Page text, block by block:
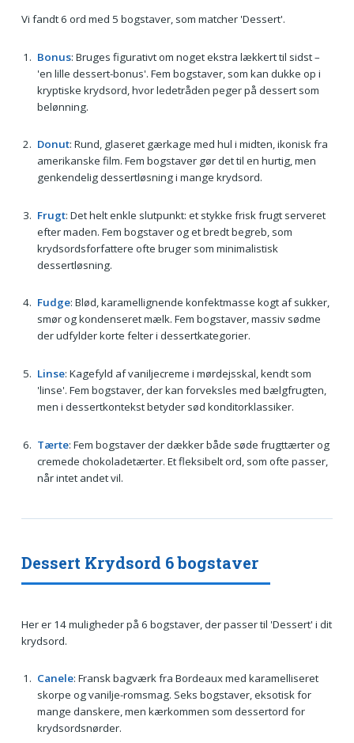
Vi fandt 6 ord med 5 bogstaver, som matcher 'Dessert'.
Bonus: Bruges figurativt om noget ekstra lækkert til sidst –
'en lille dessert-bonus'. Fem bogstaver, som kan dukke op i
kryptiske krydsord, hvor ledetråden peger på dessert som
belønning.
Donut: Rund, glaseret gærkage med hul i midten, ikonisk fra
amerikanske film. Fem bogstaver gør det til en hurtig, men
genkendelig dessertløsning i mange krydsord.
Frugt: Det helt enkle slutpunkt: et stykke frisk frugt serveret
efter maden. Fem bogstaver og et bredt begreb, som
krydsordsforfattere ofte bruger som minimalistisk
dessertløsning.
Fudge: Blød, karamellignende konfektmasse kogt af sukker,
smør og kondenseret mælk. Fem bogstaver, massiv sødme
der udfylder korte felter i dessertkategorier.
Linse: Kagefyld af vaniljecreme i mørdejsskal, kendt som
'linse'. Fem bogstaver, der kan forveksles med bælgfrugten,
men i dessertkontekst betyder sød konditorklassiker.
Tærte: Fem bogstaver der dækker både søde frugttærter og
cremede chokoladetærter. Et fleksibelt ord, som ofte passer,
når intet andet vil.
Dessert Krydsord 6 bogstaver
Her er 14 muligheder på 6 bogstaver, der passer til 'Dessert' i dit
krydsord.
Canele: Fransk bagværk fra Bordeaux med karamelliseret
skorpe og vanilje-romsmag. Seks bogstaver, eksotisk for
mange danskere, men kærkommen som dessertord for
krydsordsnørder.